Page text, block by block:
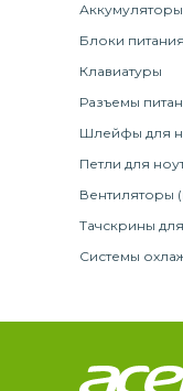
Блоки
Клавиатуры
Разъемы
Шлейфы для
Петли для
Вентиляторы
Тачскрины
Системы